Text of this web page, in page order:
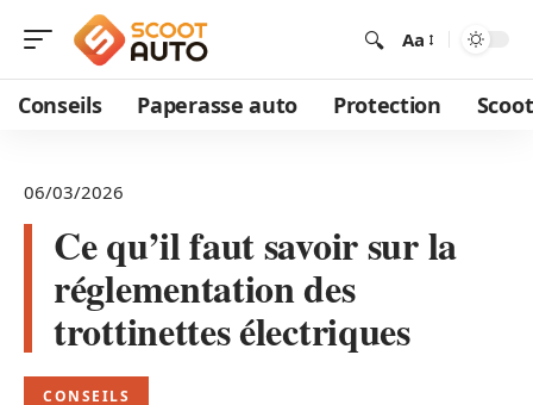
Aa
Conseils Paperasse auto Protection
06/03/2026
Ce qu’il faut savoir sur la
réglementation des
trottinettes électriques
CONSEILS